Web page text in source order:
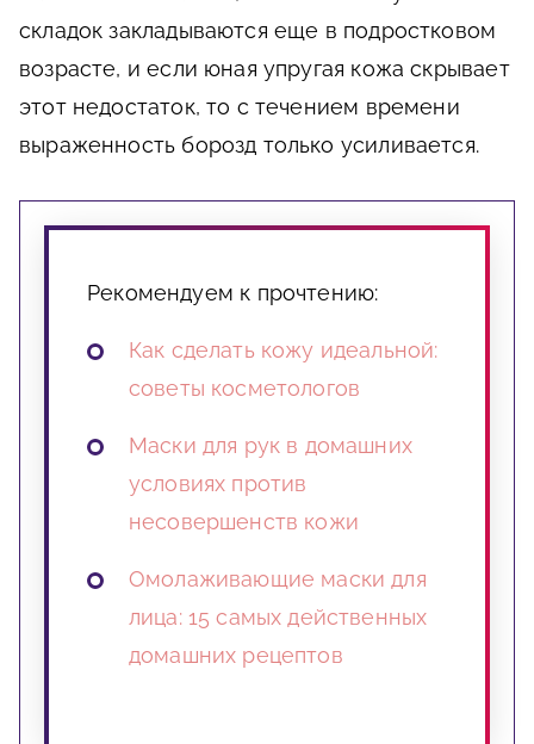
складок закладываются еще в подростковом
возрасте, и если юная упругая кожа скрывает
этот недостаток, то с течением времени
выраженность борозд только усиливается.
Рекомендуем к прочтению:
Как сделать кожу идеальной:
советы косметологов
Маски для рук в домашних
условиях против
несовершенств кожи
Омолаживающие маски для
лица: 15 самых действенных
домашних рецептов